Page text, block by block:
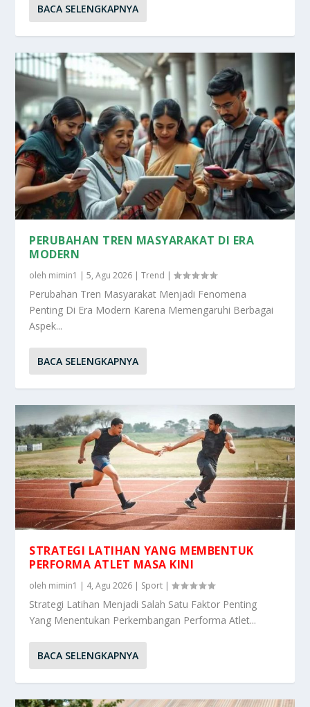
BACA SELENGKAPNYA
PERUBAHAN TREN MASYARAKAT DI ERA
MODERN
oleh mimin1 |5, Agu 2026 |Trend |
Perubahan Tren Masyarakat Menjadi Fenomena
Penting Di Era Modern Karena Memengaruhi Berbagai
Aspek...
BACA SELENGKAPNYA
STRATEGI LATIHAN YANG MEMBENTUK
PERFORMA ATLET MASA KINI
oleh mimin1 | 4, Agu 2026 | Sport |
Strategi Latihan Menjadi Salah Satu Faktor Penting
Yang Menentukan Perkembangan Performa Atlet...
BACA SELENGKAPNYA